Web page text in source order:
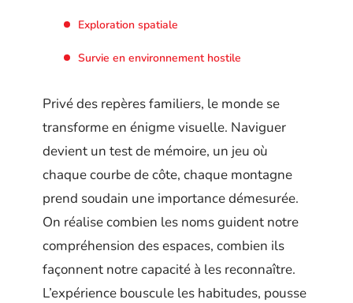
Exploration spatiale
Survie en environnement hostile
Privé des repères familiers, le monde se
transforme en énigme visuelle. Naviguer
devient un test de mémoire, un jeu où
chaque courbe de côte, chaque montagne
prend soudain une importance démesurée.
On réalise combien les noms guident notre
compréhension des espaces, combien ils
façonnent notre capacité à les reconnaître.
L’expérience bouscule les habitudes, pousse